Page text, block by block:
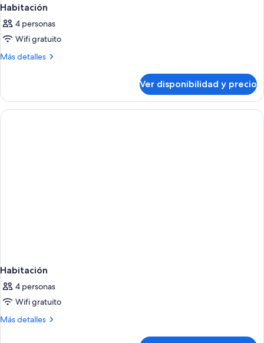
Habitación
4 personas
Wifi gratuito
Más detalles
Más
Ver disponibilidad y precio
Habitación
4 personas
Wifi gratuito
Más detalles
Más